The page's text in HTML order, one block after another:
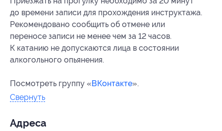
до времени записи для прохождения инструктажа.
Рекомендовано сообщить об отмене или
переносе записи не менее чем за 12 часов.
К катанию не допускаются лица в состоянии
алкогольного опьянения.
Посмотреть группу «ВКонтакте».
Свернуть
Адресa